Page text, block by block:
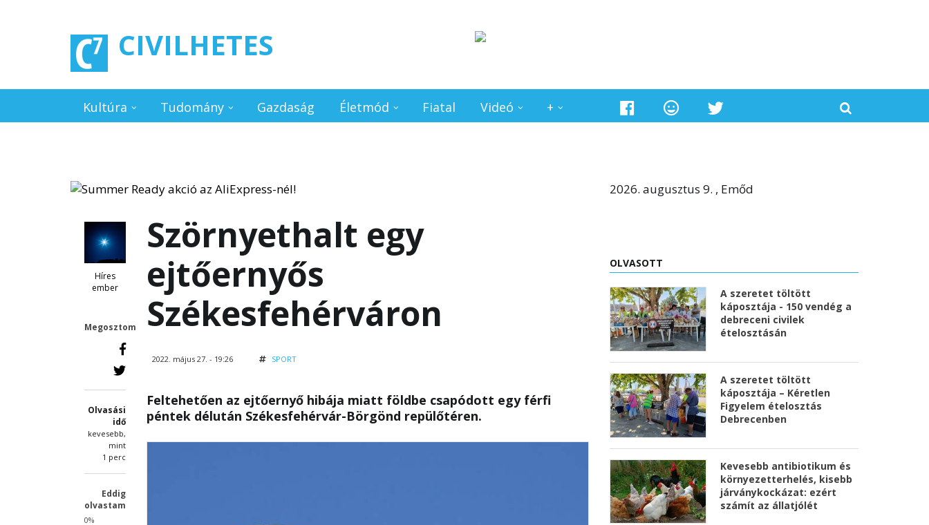
CIVILHETES
Kultúra Tudomány Gazdaság Életmód Fiatal Videó +
Híres
ember
Megosztom
Olvasási
idő
kevesebb,
mint
1 perc
Eddig
olvastam
0%
Szörnyethalt egy
ejtőernyős
Székesfehérváron
2022. május 27. - 19:26 SPORT
Feltehetően az ejtőernyő hibája miatt földbe csapódott egy férfi
péntek délután Székesfehérvár-Börgönd repülőtéren.
2026. augusztus 9. , Emőd
OLVASOTT
A szeretet töltött
káposztája - 150 vendég a
debreceni civilek
ételosztásán
A szeretet töltött
káposztája – Kéretlen
Figyelem ételosztás
Debrecenben
Kevesebb antibiotikum és
környezetterhelés, kisebb
járványkockázat: ezért
számít az állatjólét